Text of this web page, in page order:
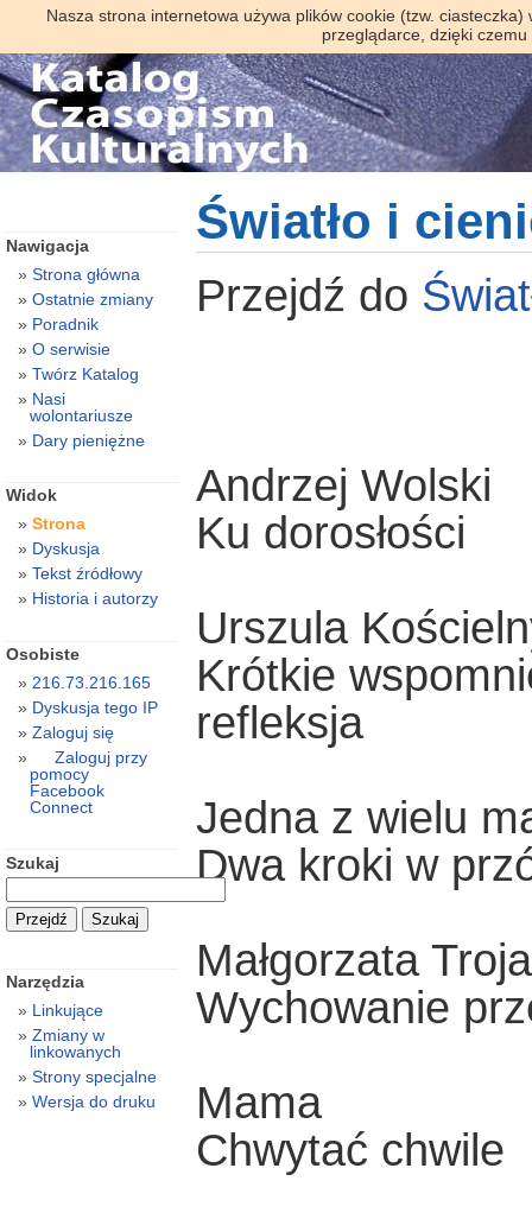
Nasza strona internetowa używa plików cookie (tzw.
przeglądarce, dzięki
Światło i
Przejdź do
Andrzej Wolski
Ku dorosłości
Urszula
Krótkie
refleksja
Jedna z wielu
Dwa kroki w
Małgorzata
Wychowanie
Mama
Chwytać chwile
Nawigacja
Strona główna
Ostatnie zmiany
Poradnik
O serwisie
Twórz Katalog
Nasi
wolontariusze
Dary pieniężne
Widok
Strona
Dyskusja
Tekst źródłowy
Historia i autorzy
Osobiste
216.73.216.165
Dyskusja tego IP
Zaloguj się
Zaloguj przy
pomocy
Facebook
Connect
Szukaj
Narzędzia
Linkujące
Zmiany w
linkowanych
Strony specjalne
Wersja do druku